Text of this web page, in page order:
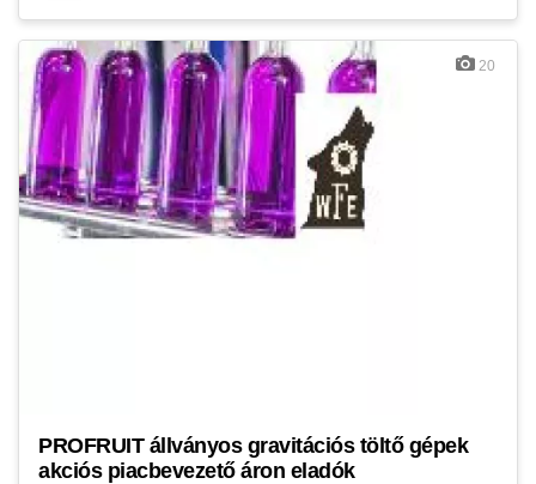
20
PROFRUIT állványos gravitációs töltő gépek
akciós piacbevezető áron eladók